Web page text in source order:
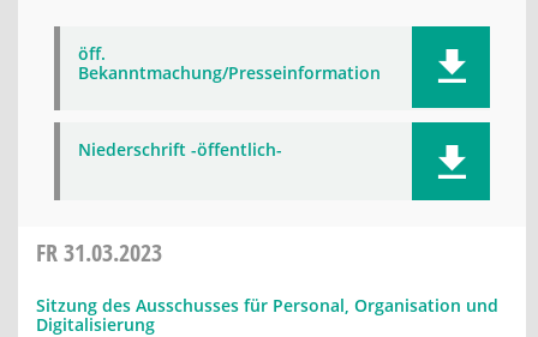
öff.
Bekanntmachung/Presseinformation
Niederschrift -öffentlich-
FR31.03.2023
Sitzung des Ausschusses für Personal, Organisation und
Digitalisierung